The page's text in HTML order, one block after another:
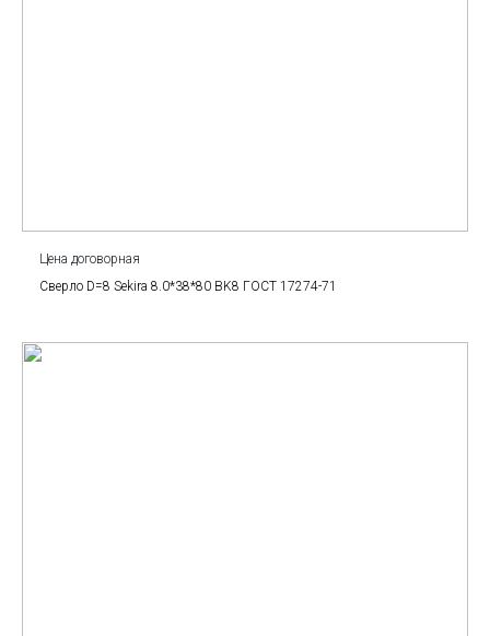
Цена договорная
Сверло D=8 Sekira 8.0*38*80 BK8 ГОСТ 17274-71